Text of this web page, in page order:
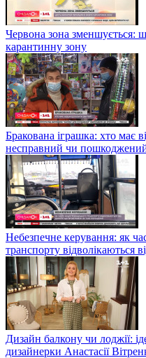
Червона зона зменшується:
карантинну зону
Бракована іграшка: хто має
несправний чи
Небезпечне керування: як
транспорту відволікаються
Дизайн балкону чи лоджії:
дизайнерки Анастасії